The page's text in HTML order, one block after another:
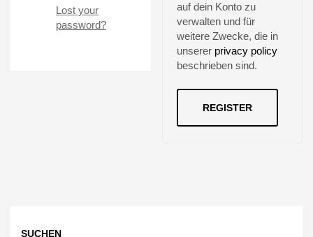
Lost your
password?
auf dein Konto zu
verwalten und für
weitere Zwecke, die in
unserer privacy policy
beschrieben sind.
REGISTER
SUCHEN